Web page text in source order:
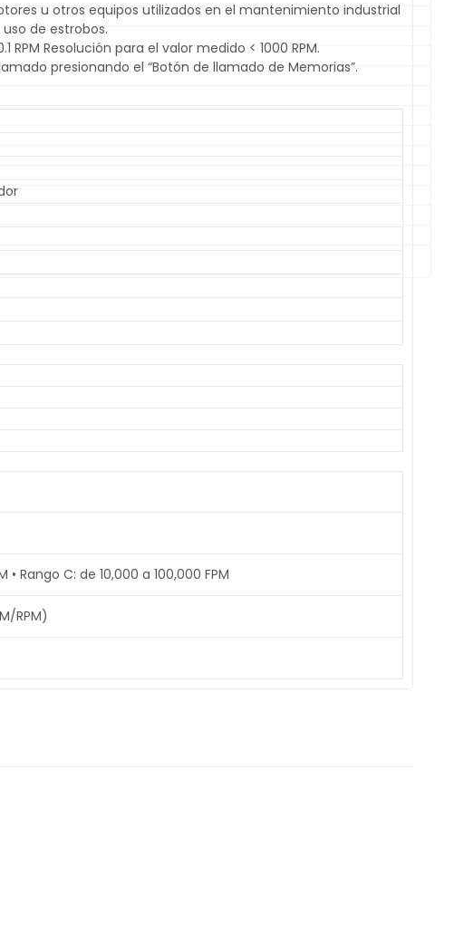
u otros equipos utilizados en el mantenimiento industrial
de estrobos.
Resolución para el valor medido < 1000 RPM.
presionando el “Botón de llamado de Memorias”.
• Rango C: de 10,000 a 100,000 FPM
RPM)